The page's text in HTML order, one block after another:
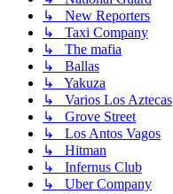
↳ New Reporters
↳ Taxi Company
↳ The mafia
↳ Ballas
↳ Yakuza
↳ Varios Los Aztecas
↳ Grove Street
↳ Los Antos Vagos
↳ Hitman
↳ Infernus Club
↳ Uber Company